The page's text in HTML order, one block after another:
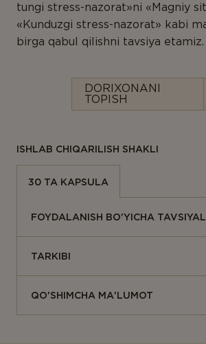
tungi stress-nazorat»ni «Magniy
«Kunduzgi stress-nazorat» kabi
birga qabul qilishni tavsiya etamiz.
DORIXONANI
TOPISH
ISHLAB CHIQARILISH SHAKLI
30 TA KAPSULA
FOYDALANISH BO'YICHA
TARKIBI
QO'SHIMCHA MA'LUMOT